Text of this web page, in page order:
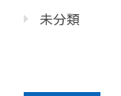
未分類